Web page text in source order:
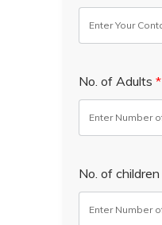
No. of Adults *
No. of children